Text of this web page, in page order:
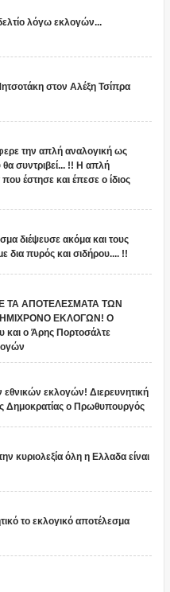
λόγω εκλογών...
στον Αλέξη Τσίπρα
την απλή αναλογική ως
συντριβεί... !! Η απλή
έστησε και έπεσε ο ίδιος
διέψευσε ακόμα και τους
δια πυρός και σιδήρου.... !!
ΤΑ ΑΠΟΤΕΛΕΣΜΑΤΑ ΤΩΝ
ΕΚΛΟΓΩΝ! Ο
και ο Άρης Πορτοσάλτε
εκλογών! Διερευνητική
Δημοκρατίας ο Πρωθυπουργός
κυριολεξία όλη η Ελλαδα είναι
το εκλογικό αποτέλεσμα